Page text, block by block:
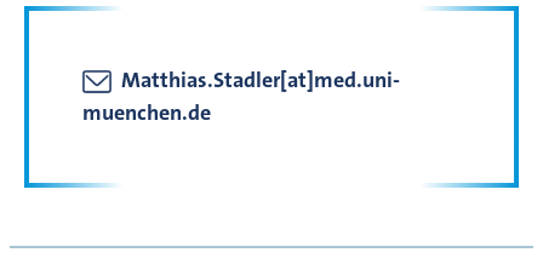
Matthias.Stadler[at]med.uni-
muenchen.de